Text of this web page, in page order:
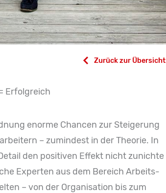
Zurück zur Übersicht
Erfolgreich
enorme Chancen zur Steigerung
– zumindest in der Theorie. In
den positiven Effekt nicht zunichte
Experten aus dem Bereich Arbeits-
– von der Organisation bis zum